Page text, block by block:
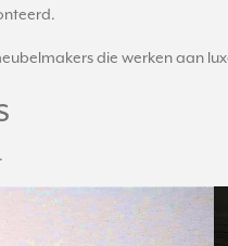
die werken aan